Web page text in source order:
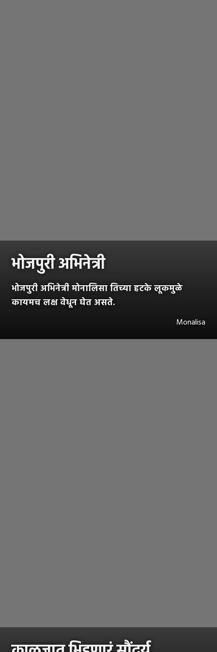
भोजपुरी अभिनेत्री
भोजपुरी अभिनेत्री मोनालिसा तिच्या हटके लूकमुळे
कायमच लक्ष वेधून घेत असते.
Monalisa